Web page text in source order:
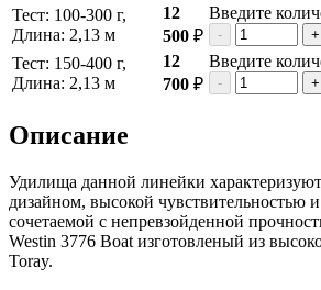
Тест: 100-300 г,
Длина: 2,13 м
12
500 ₽
Введите
- +
Тест: 150-400 г,
Длина: 2,13 м
12
700 ₽
Введите
- +
Описание
Удилища данной линейки
дизайном, высокой чувствительностью
сочетаемой с непревзойденной
Westin 3776 Boat изготовленый из
Toray.